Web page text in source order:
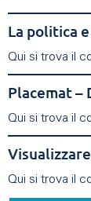
La politica
Qui si trova il
Placemat –
Qui si trova il
Qui si trova il